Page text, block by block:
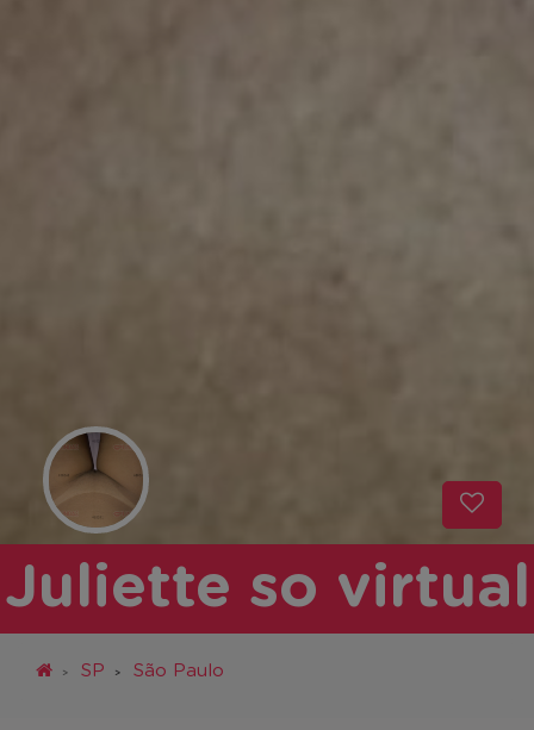
Juliette so virtual
SP São Paulo